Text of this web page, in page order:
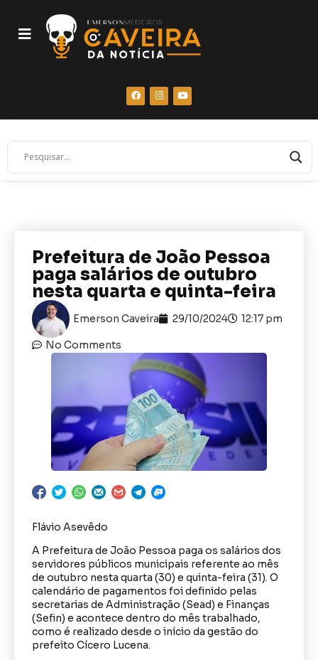
Prefeitura de João Pessoa
paga salários de outubro
nesta quarta e quinta-feira
Emerson Caveira 29/10/2024 12:17 pm
No Comments
Flávio Asevêdo
A Prefeitura de João Pessoa paga os salários dos
servidores públicos municipais referente ao mês
de outubro nesta quarta (30) e quinta-feira (31). O
calendário de pagamentos foi definido pelas
secretarias de Administração (Sead) e Finanças
(Sefin) e acontece dentro do mês trabalhado,
como é realizado desde o início da gestão do
prefeito Cícero Lucena.